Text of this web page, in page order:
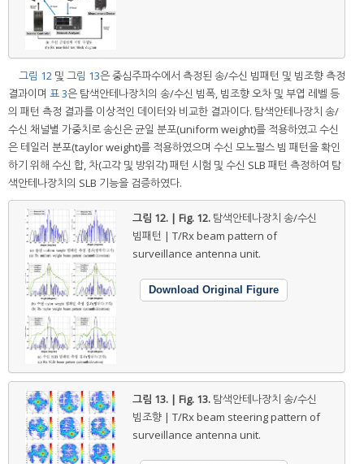
그림 12 및 그림 13은 중심주파수에서 측정된 송/수신 빔패턴 및 빔조향 측정
결과이며 표 3은 탐색안테나장치의 송/수신 빔폭, 빔조향 오차 및 부엽 레벨 등
의 패턴 측정 결과를 이상적인 데이터와 비교한 결과이다. 탐색안테나장치 송/
수신 채널별 가중치로 송신은 균일 분포(uniform weight)를 적용하였고 수신
은 테일러 분포(taylor weight)를 적용하였으며 수신 모노펄스 빔 패턴을 확인
하기 위해 수신 합, 차(고각 및 방위각) 패턴 시험 및 수신 SLB 패턴 측정하여 탐
색안테나장치의 SLB 기능을 검증하였다.
그림 12. | Fig. 12. 탐색안테나장치 송/수신
빔패턴 | T/Rx beam pattern of
surveillance antenna unit.
Download Original Figure
그림 13. | Fig. 13. 탐색안테나장치 송/수신
빔조향 | T/Rx beam steering pattern of
surveillance antenna unit.